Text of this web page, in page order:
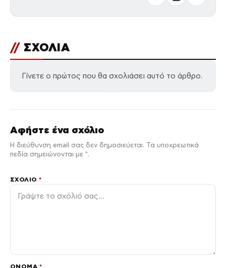
// ΣΧΟΛΙΑ
Γίνετε ο πρώτος που θα σχολιάσει αυτό το άρθρο.
Αφήστε ένα σχόλιο
Η διεύθυνση email σας δεν δημοσιεύεται. Τα υποχρεωτικά
πεδία σημειώνονται με *.
ΣΧΌΛΙΟ*
ΌΝΟΜΑ *